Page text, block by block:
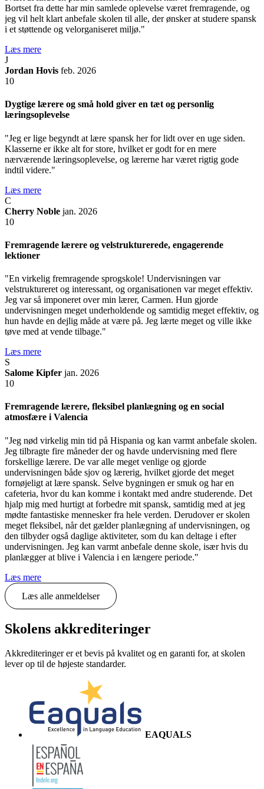
Bortset fra dette har min samlede oplevelse været fremragende, og
jeg vil helt klart anbefale skolen til alle, der ønsker at studere spansk
i et støttende og velorganiseret miljø."
Læs mere
J
Jordan Hovis feb. 2026
10
Dygtige lærere og små hold giver en tæt og personlig
læringsoplevelse
"Jeg er lige begyndt at lære spansk her for lidt over en uge siden.
Klasserne er ikke alt for store, hvilket er godt for en mere
nærværende læringsoplevelse, og lærerne har været rigtig gode
indtil videre."
Læs mere
C
Cherry Noble jan. 2026
10
Fremragende lærere og velstrukturerede, engagerende
lektioner
"En virkelig fremragende sprogskole! Undervisningen var
velstruktureret og interessant, og organisationen var meget effektiv.
Jeg var så imponeret over min lærer, Carmen. Hun gjorde
undervisningen meget underholdende og samtidig meget effektiv, og
hun havde en dejlig måde at være på. Jeg lærte meget og ville ikke
tøve med at vende tilbage."
Læs mere
S
Salome Kipfer jan. 2026
10
Fremragende lærere, fleksibel planlægning og en social
atmosfære i Valencia
"Jeg nød virkelig min tid på Hispania og kan varmt anbefale skolen.
Jeg tilbragte fire måneder der og havde undervisning med flere
forskellige lærere. De var alle meget venlige og gjorde
undervisningen både sjov og lærerig, hvilket gjorde det meget
fornøjeligt at lære spansk. Selve bygningen er smuk og har en
cafeteria, hvor du kan komme i kontakt med andre studerende. Det
hjalp mig med hurtigt at forbedre mit spansk, samtidig med at jeg
mødte fantastiske mennesker fra hele verden. Derudover er skolen
meget fleksibel, når det gælder planlægning af undervisningen, og
den tilbyder også daglige aktiviteter, som du kan deltage i efter
undervisningen. Jeg kan varmt anbefale denne skole, især hvis du
planlægger at blive i Valencia i en længere periode."
Læs mere
Læs alle anmeldelser
Skolens akkrediteringer
Akkrediteringer er et bevis på kvalitet og en garanti for, at skolen
lever op til de højeste standarder.
EAQUALS